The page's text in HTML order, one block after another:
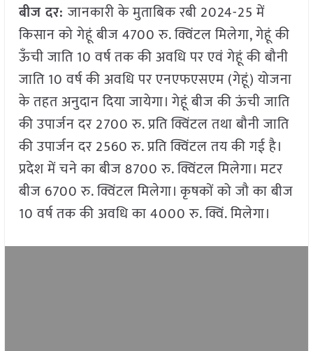
बीज दर:जानकारी के मुताबिक रबी 2024-25 में
किसान को गेहूं बीज 4700 रु. क्विंटल मिलेगा, गेहूं की
ऊँची जाति 10 वर्ष तक की अवधि पर एवं गेहूं की बौनी
जाति 10 वर्ष की अवधि पर एनएफएसएम (गेहूं) योजना
के तहत अनुदान दिया जायेगा। गेहूं बीज की ऊंची जाति
की उपार्जन दर 2700 रु. प्रति क्विंटल तथा बौनी जाति
की उपार्जन दर 2560 रु. प्रति क्विंटल तय की गई है।
प्रदेश में चने का बीज 8700 रु. क्विंटल मिलेगा। मटर
बीज 6700 रु. क्विंटल मिलेगा। कृषकों को जौ का बीज
10 वर्ष तक की अवधि का 4000 रु. क्विं. मिलेगा।